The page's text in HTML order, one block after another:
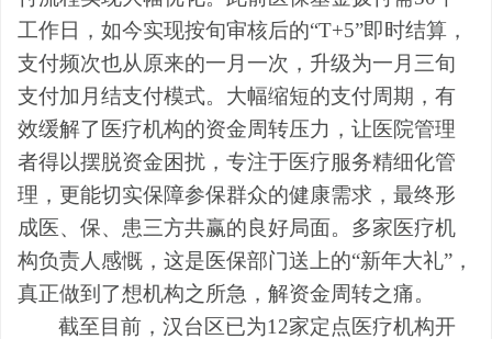
工作日，如今实现按旬审核后的“T+5”即时结算，
支付频次也从原来的一月一次，升级为一月三旬
支付加月结支付模式。大幅缩短的支付周期，有
效缓解了医疗机构的资金周转压力，让医院管理
者得以摆脱资金困扰，专注于医疗服务精细化管
理，更能切实保障参保群众的健康需求，最终形
成医、保、患三方共赢的良好局面。多家医疗机
构负责人感慨，这是医保部门送上的“新年大礼”，
真正做到了想机构之所急，解资金周转之痛。
截至目前，汉台区已为12家定点医疗机构开